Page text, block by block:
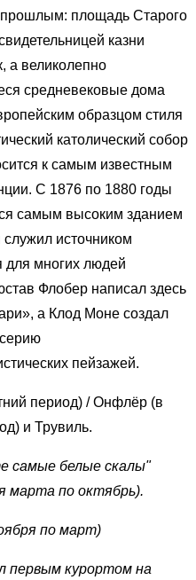
площадь Старого
казни
а великолепно
средневековые дома
образцом стиля
католический собор
к самым известным
С 1876 по 1880 годы
самым высоким зданием
источником
для многих людей
Флобер написал здесь
а Клод Моне создал
пейзажей.
период) / Онфлёр (в
и Трувиль.
самые белые скалы"
марта по октябрь).
по март)
первым курортом на